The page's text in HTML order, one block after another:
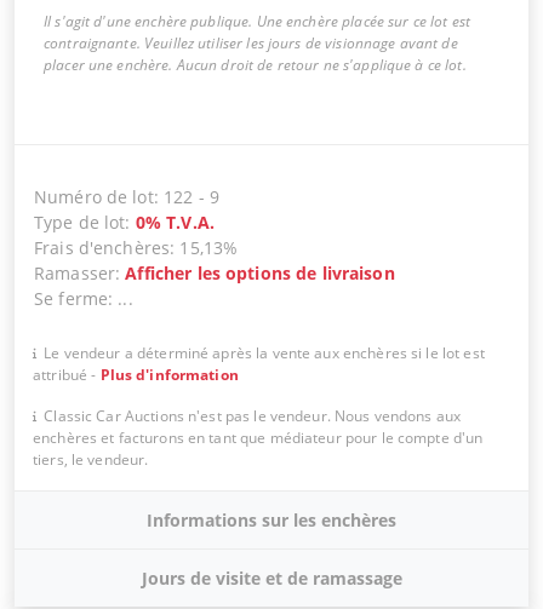
Il s'agit d'une enchère publique. Une enchère placée sur ce lot est
contraignante. Veuillez utiliser les jours de visionnage avant de
placer une enchère. Aucun droit de retour ne s'applique à ce lot.
Numéro de lot: 122 - 9
Type de lot: 0% T.V.A.
Frais d'enchères: 15,13%
Ramasser:Afficher les options de livraison
Se ferme: ...
Le vendeur a déterminé après la vente aux enchères si le lot est
attribué - Plus d'information
Classic Car Auctions n'est pas le vendeur. Nous vendons aux
enchères et facturons en tant que médiateur pour le compte d'un
tiers, le vendeur.
Informations sur les enchères
Jours de visite et de ramassage